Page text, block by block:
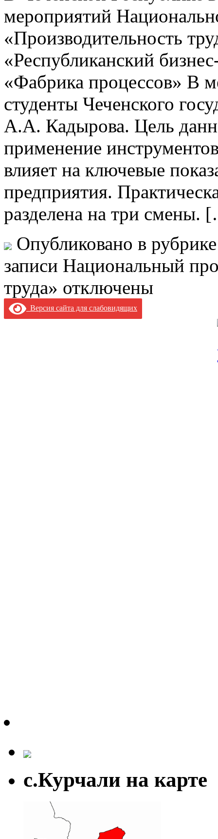
мероприятий
«Производительность
«Республиканский
«Фабрика процессов» В
студенты Чеченского
А.А. Кадырова. Цель
применение
влияет на ключевые
предприятия.
разделена на три смены.
Опубликовано в
записи Национальный
труда» отключены
Версия сайта для слабовидящих
с.Курчали на карте